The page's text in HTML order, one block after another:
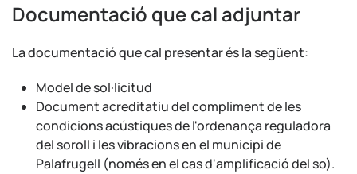
Documentació que cal adjuntar
La documentació que cal presentar és la següent:
Model de sol·licitud
Document acreditatiu del compliment de les
condicions acústiques de l'ordenança reguladora
del soroll i les vibracions en el municipi de
Palafrugell (només en el cas d'amplificació del so).